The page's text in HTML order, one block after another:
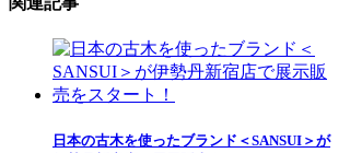
日本の古木を使ったブランド＜SANSUI＞が